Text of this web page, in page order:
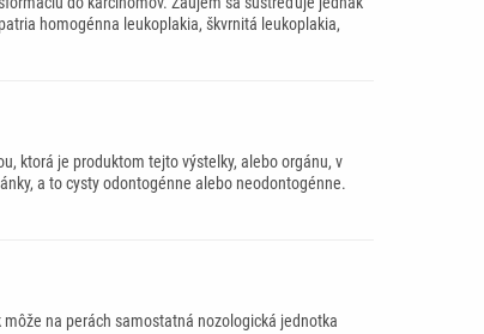
homogénna leukoplakia, škvrnitá leukoplakia,
ktorá je produktom tejto výstelky, alebo orgánu, v
a to cysty odontogénne alebo neodontogénne.
na perách samostatná nozologická jednotka